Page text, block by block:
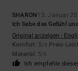
SHARON13. Januar
Ich liebe das Gefühl
Original anzeigen -
Komfort: 5/5 Preis-
Material: 5 /5
Ich empfehle